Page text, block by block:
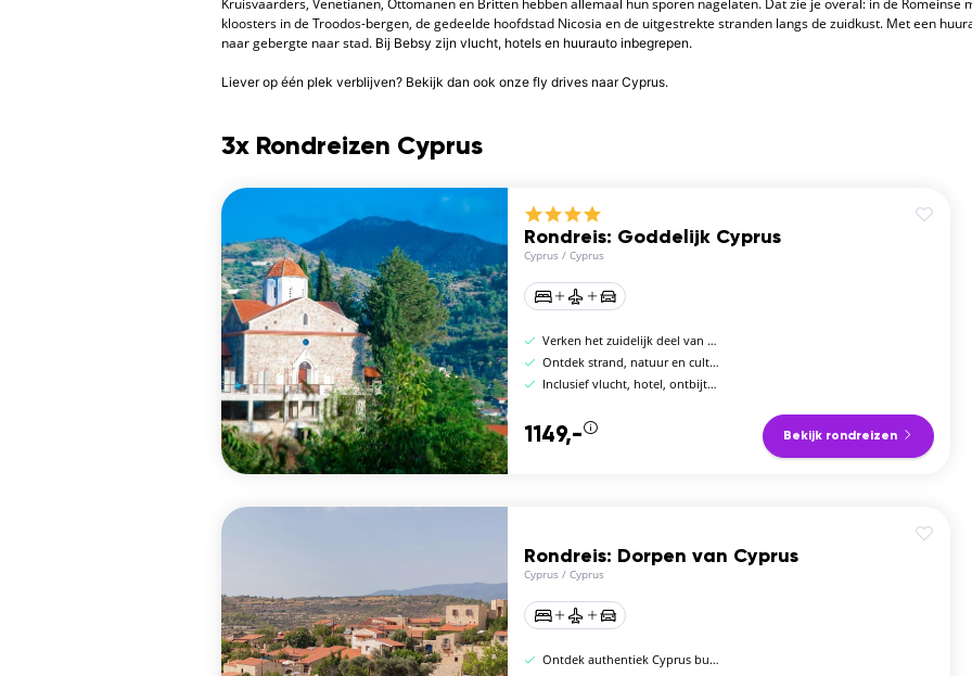
Kruisvaarders, Venetianen, Ottomanen en Britten hebben allemaal hun sporen nagelaten. Dat zie je overal: in de Romeinse
kloosters in de Troodos-bergen, de gedeelde hoofdstad Nicosia en de uitgestrekte stranden langs de zuidkust. Met een
naar gebergte naar stad. Bij Bebsy zijn vlucht, hotels en huurauto inbegrepen.
Liever op één plek verblijven? Bekijk dan ook onze fly drives naar Cyprus.
3x Rondreizen Cyprus
Rondreis: Goddelijk Cyprus
Cyprus / Cyprus
Verken het zuidelijk deel van Cyprus
Ontdek strand, natuur en cultuur
Inclusief vlucht, hotel, ontbijt en huurauto
1149,- Bekijk rondreizen
Rondreis: Dorpen van Cyprus
Cyprus / Cyprus
Ontdek authentiek Cyprus buiten de gebaande paden